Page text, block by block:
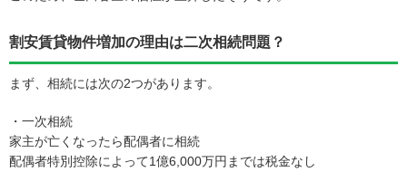
割安賃貸物件増加の理由は二次相続問題？
まず、相続には次の2つがあります。
・一次相続
家主が亡くなったら配偶者に相続
配偶者特別控除によって1億6,000万円までは税金なし